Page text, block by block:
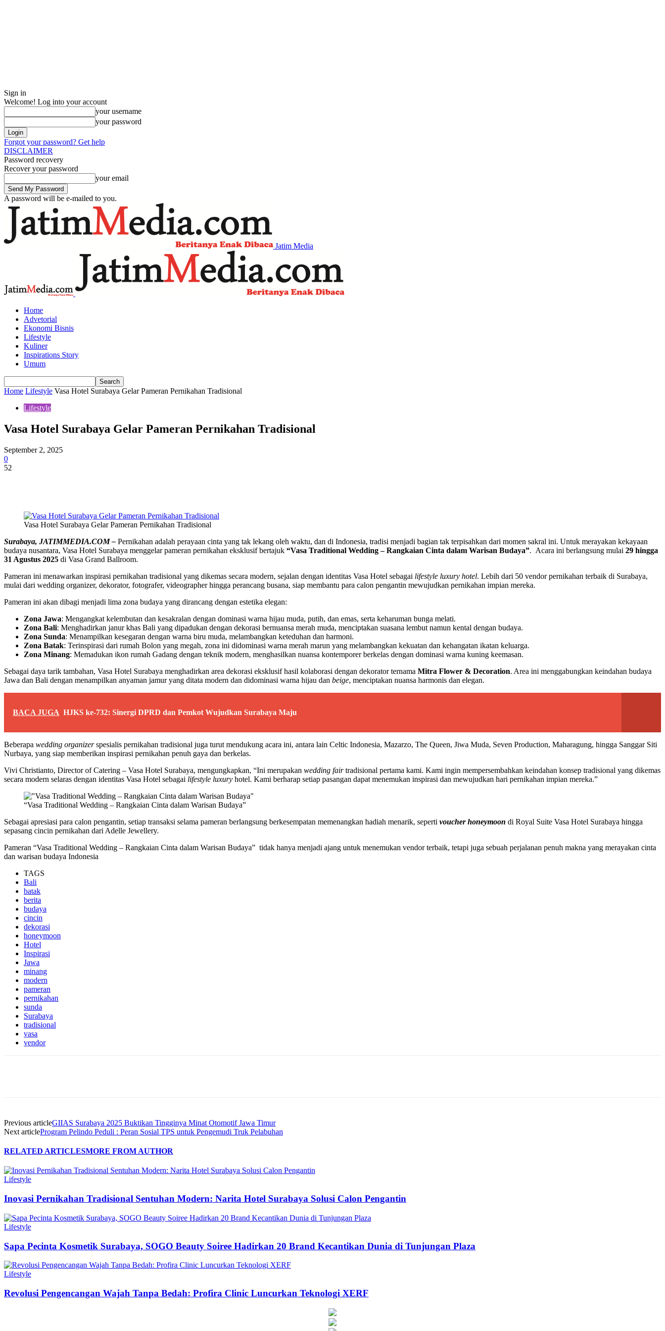
Sign in
Welcome! Log into your account
your username
your password
Forgot your password? Get help
DISCLAIMER
Password recovery
Recover your password
your email
A password will be e-mailed to you.
Jatim Media
Home
Advetorial
Ekonomi Bisnis
Lifestyle
Kuliner
Inspirations Story
Umum
Home Lifestyle Vasa Hotel Surabaya Gelar Pameran Pernikahan Tradisional
Lifestyle
Vasa Hotel Surabaya Gelar Pameran Pernikahan Tradisional
September 2, 2025
0
52
Vasa Hotel Surabaya Gelar Pameran Pernikahan Tradisional
Surabaya, JATIMMEDIA.COM – Pernikahan adalah perayaan cinta yang tak lekang oleh waktu, dan di Indonesia, tradisi menjadi bagian tak terpisahkan dari momen sakral ini. Untuk merayakan kekayaan
budaya nusantara, Vasa Hotel Surabaya menggelar pameran pernikahan eksklusif bertajuk “Vasa Traditional Wedding – Rangkaian Cinta dalam Warisan Budaya”. Acara ini berlangsung mulai 29 hingga
31 Agustus 2025 di Vasa Grand Ballroom.
Pameran ini menawarkan inspirasi pernikahan tradisional yang dikemas secara modern, sejalan dengan identitas Vasa Hotel sebagai lifestyle luxury hotel. Lebih dari 50 vendor pernikahan terbaik di Surabaya,
mulai dari wedding organizer, dekorator, fotografer, videographer hingga perancang busana, siap membantu para calon pengantin mewujudkan pernikahan impian mereka.
Pameran ini akan dibagi menjadi lima zona budaya yang dirancang dengan estetika elegan:
Zona Jawa: Mengangkat kelembutan dan kesakralan dengan dominasi warna hijau muda, putih, dan emas, serta keharuman bunga melati.
Zona Bali: Menghadirkan janur khas Bali yang dipadukan dengan dekorasi bernuansa merah muda, menciptakan suasana lembut namun kental dengan budaya.
Zona Sunda: Menampilkan kesegaran dengan warna biru muda, melambangkan keteduhan dan harmoni.
Zona Batak: Terinspirasi dari rumah Bolon yang megah, zona ini didominasi warna merah marun yang melambangkan kekuatan dan kehangatan ikatan keluarga.
Zona Minang: Memadukan ikon rumah Gadang dengan teknik modern, menghasilkan nuansa kontemporer berkelas dengan dominasi warna kuning keemasan.
Sebagai daya tarik tambahan, Vasa Hotel Surabaya menghadirkan area dekorasi eksklusif hasil kolaborasi dengan dekorator ternama Mitra Flower & Decoration. Area ini menggabungkan keindahan budaya
Jawa dan Bali dengan menampilkan anyaman jamur yang ditata modern dan didominasi warna hijau dan beige, menciptakan nuansa harmonis dan elegan.
BACA JUGA HJKS ke-732: Sinergi DPRD dan Pemkot Wujudkan Surabaya Maju
Beberapa wedding organizerspesialis pernikahan tradisional juga turut mendukung acara ini, antara lain Celtic Indonesia, Mazarzo, The Queen, Jiwa Muda, Seven Production, Maharagung, hingga Sanggar Siti
Nurbaya, yang siap memberikan inspirasi pernikahan penuh gaya dan berkelas.
Vivi Christianto, Director of Catering – Vasa Hotel Surabaya, mengungkapkan, “Ini merupakan wedding fairtradisional pertama kami. Kami ingin mempersembahkan keindahan konsep tradisional yang dikemas
secara modern selaras dengan identitas Vasa Hotel sebagai lifestyle luxury hotel. Kami berharap setiap pasangan dapat menemukan inspirasi dan mewujudkan hari pernikahan impian mereka.”
“Vasa Traditional Wedding – Rangkaian Cinta dalam Warisan Budaya”
Sebagai apresiasi para calon pengantin, setiap transaksi selama pameran berlangsung berkesempatan memenangkan hadiah menarik, seperti voucher honeymoon di Royal Suite Vasa Hotel Surabaya hingga
sepasang cincin pernikahan dari Adelle Jewellery.
Pameran “Vasa Traditional Wedding – Rangkaian Cinta dalam Warisan Budaya” tidak hanya menjadi ajang untuk menemukan vendor terbaik, tetapi juga sebuah perjalanan penuh makna yang merayakan cinta
dan warisan budaya Indonesia
TAGS
Bali
batak
berita
budaya
cincin
dekorasi
honeymoon
Hotel
Inspirasi
Jawa
minang
modern
pameran
pernikahan
sunda
Surabaya
tradisional
vasa
vendor
Previous articleGIIAS Surabaya 2025 Buktikan Tingginya Minat Otomotif Jawa Timur
Next articleProgram Pelindo Peduli : Peran Sosial TPS untuk Pengemudi Truk Pelabuhan
RELATED ARTICLESMORE FROM AUTHOR
Lifestyle
Inovasi Pernikahan Tradisional Sentuhan Modern: Narita Hotel Surabaya Solusi Calon Pengantin
Lifestyle
Sapa Pecinta Kosmetik Surabaya, SOGO Beauty Soiree Hadirkan 20 Brand Kecantikan Dunia di Tunjungan Plaza
Lifestyle
Revolusi Pengencangan Wajah Tanpa Bedah: Profira Clinic Luncurkan Teknologi XERF